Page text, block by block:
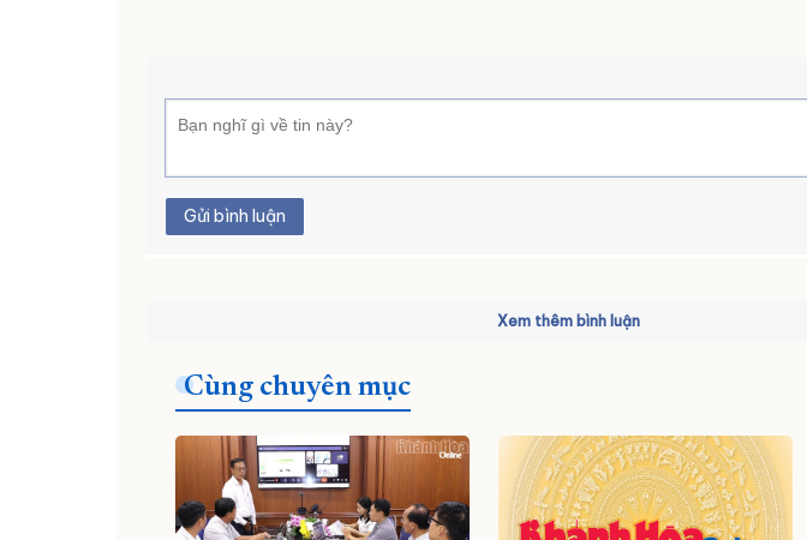
Gửi bình luận
Xem thêm bình luận
Cùng chuyên mục